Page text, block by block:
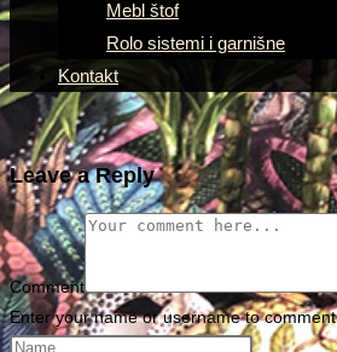
Mebl štof
Rolo sistemi i garnišne
Kontakt
Leave a Reply
Comment
Enter your name or username to comment